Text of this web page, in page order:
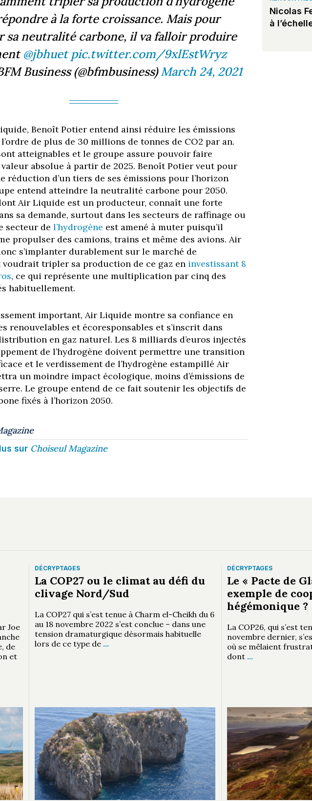
à la forte croissance. Mais pour
sa neutralité carbone, il va falloir produire
@jbhuet pic.twitter.com/9xlEstWryz
Business (@bfmbusiness)March 24, 2021
Benoît Potier entend ainsi réduire les émissions
de plus de 30 millions de tonnes de CO2 par an.
atteignables et le groupe assure pouvoir faire
absolue à partir de 2025. Benoît Potier veut pour
réduction d’un tiers de ses émissions pour l’horizon
entend atteindre la neutralité carbone pour 2050.
Air Liquide est un producteur, connaît une forte
sa demande, surtout dans les secteurs de raffinage ou
secteur de l’hydrogène est amené à muter puisqu’il
propulser des camions, trains et même des avions. Air
s’implanter durablement sur le marché de
voudrait tripler sa production de ce gaz en investissant 8
, ce qui représente une multiplication par cinq des
habituellement.
important, Air Liquide montre sa confiance en
renouvelables et écoresponsables et s’inscrit dans
en gaz naturel. Les 8 milliards d’euros injectés
de l’hydrogène doivent permettre une transition
et le verdissement de l’hydrogène estampillé Air
un moindre impact écologique, moins d’émissions de
Le groupe entend de ce fait soutenir les objectifs de
fixés à l’horizon 2050.
sur Choiseul Magazine
Nicolas
à
Joe
de
et
DÉCRYPTAGES
La COP27 ou le climat au défi du
clivage Nord/Sud
La COP27 qui s’est tenue à Charm el-Cheikh du 6
au 18 novembre 2022 s’est conclue – dans une
tension dramaturgique désormais habituelle
lors de ce type de …
DÉCRYPTAGES
Le « Pacte de
exemple de
hégémonique ?
La COP26, qui s’est
novembre dernier,
où se mêlaient
dont …